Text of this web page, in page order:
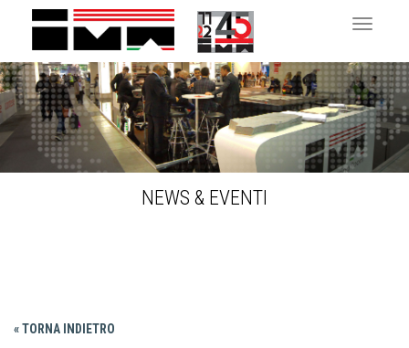
Toggle
NEWS & EVENTI
« TORNA INDIETRO